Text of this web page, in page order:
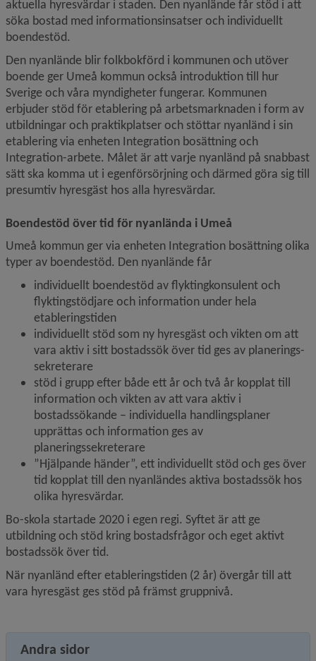
aktuella hyresvärdar i staden. Den nyanlände får stöd i att
söka bostad med informationsinsatser och individuellt
boendestöd.
Den nyanlände blir folkbokförd i kommunen och utöver
boende ger Umeå kommun också introduktion till hur
Sverige och våra myndigheter fungerar. Kommunen
erbjuder stöd för etablering på arbetsmarknaden i form av
utbildningar och praktikplatser och stöttar nyanländ i sin
etablering via enheten Integration bosättning och
Integration-arbete. Målet är att varje nyanländ på snabbast
sätt ska komma ut i egenförsörjning och därmed göra sig till
presumtiv hyresgäst hos alla hyresvärdar.
Boendestöd över tid för nyanlända i Umeå
Umeå kommun ger via enheten Integration bosättning olika
typer av boendestöd. Den nyanlände får
individuellt boendestöd av flyktingkonsulent och
flyktingstödjare och information under hela
etableringstiden
individuellt stöd som ny hyresgäst och vikten om att
vara aktiv i sitt bostadssök över tid ges av planerings­
sekreterare
stöd i grupp efter både ett år och två år kopplat till
information och vikten av att vara aktiv i
bostadssökande – individuella handlingsplaner
upprättas och information ges av
planeringssekreterare
”Hjälpande händer”, ett individuellt stöd och ges över
tid kopplat till den nyanländes aktiva bostadssök hos
olika hyresvärdar.
Bo-skola startade 2020 i egen regi. Syftet är att ge
utbildning och stöd kring bostadsfrågor och eget aktivt
bostadssök över tid.
När nyanländ efter etableringstiden (2 år) övergår till att
vara hyresgäst ges stöd på främst gruppnivå.
Andra sidor